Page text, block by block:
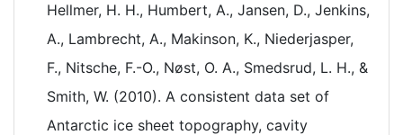
Hellmer, H. H., Humbert, A., Jansen, D., Jenkins,
A., Lambrecht, A., Makinson, K., Niederjasper,
F., Nitsche, F.-O., Nøst, O. A., Smedsrud, L. H., &
Smith, W. (2010). A consistent data set of
Antarctic ice sheet topography, cavity